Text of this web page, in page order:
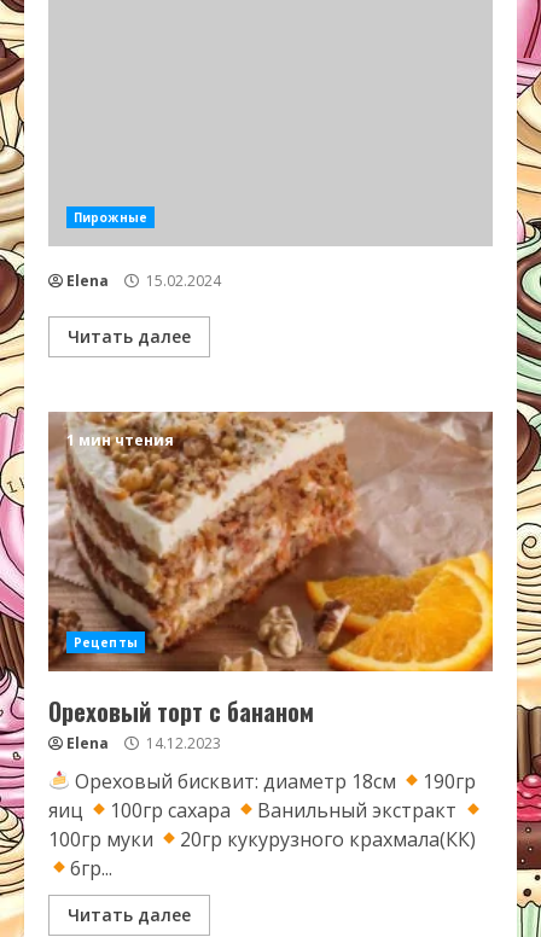
Пирожные
Elena 15.02.2024
Читать далее
1 мин чтения
Рецепты
Ореховый торт с бананом
Elena 14.12.2023
Ореховый бисквит: диаметр 18см
190гр
яиц
100гр сахара
Ванильный экстракт
100гр муки
20гр кукурузного крахмала(КК)
6гр...
Читать далее